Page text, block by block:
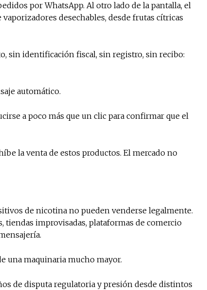
Suscríbete a nuestro boletín diario
noticias del vapeo y la reducción
Subscribe to our daily clipping and
por WhatsApp. Al otro lado de la pantalla, el
desechables, desde frutas cítricas
sin identificación fiscal, sin registro, sin recibo:
automático.
a poco más que un clic para confirmar que el
la venta de estos productos. El mercado no
de nicotina no pueden venderse legalmente.
tiendas improvisadas, plataformas de comercio
una maquinaria mucho mayor.
de disputa regulatoria y presión desde distintos